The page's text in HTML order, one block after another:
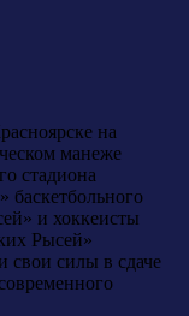
на
манеже
стадиона
баскетбольного
и хоккеисты
Рысей»
свои силы в сдаче